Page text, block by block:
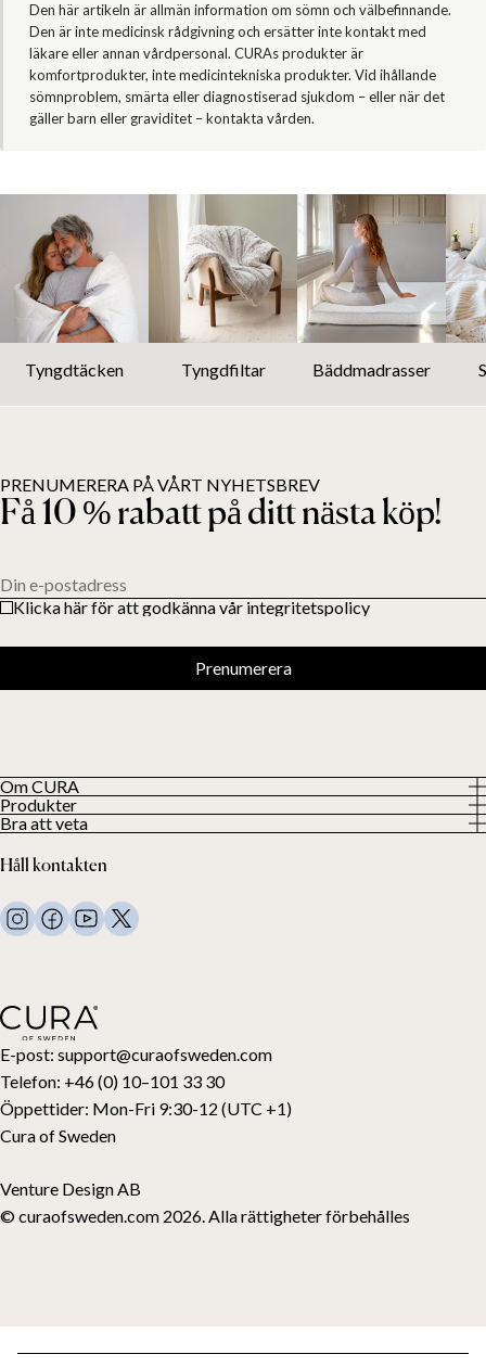
Den här artikeln är allmän information om sömn och välbefinnande.
Den är inte medicinsk rådgivning och ersätter inte kontakt med
läkare eller annan vårdpersonal. CURAs produkter är
komfortprodukter, inte medicintekniska produkter. Vid ihållande
sömnproblem, smärta eller diagnostiserad sjukdom – eller när det
gäller barn eller graviditet – kontakta vården.
Tyngdtäcken Tyngdfiltar Bäddmadrasser
E-post: support@curaofsweden.com
Telefon: +46 (0) 10–101 33 30
Öppettider: Mon-Fri 9:30-12 (UTC +1)
Cura of Sweden
Venture Design AB
© curaofsweden.com 2026. Alla rättigheter förbehålles
Om CURA
Vår historia
Våra kunder
Produkter
Visa alla produkter
Tyngdtäcken
Sängkläder
Kuddar
Bäddmadrasser
Presentkort
Bra att veta
Villkor
FAQ
Kontakta oss
Håll kontakten
PRENUMERERA PÅ VÅRT NYHETSBREV
Få 10 % rabatt på ditt nästa köp!
Din e-postadress
Klicka här för att godkänna vår integritetspolicy
Prenumerera